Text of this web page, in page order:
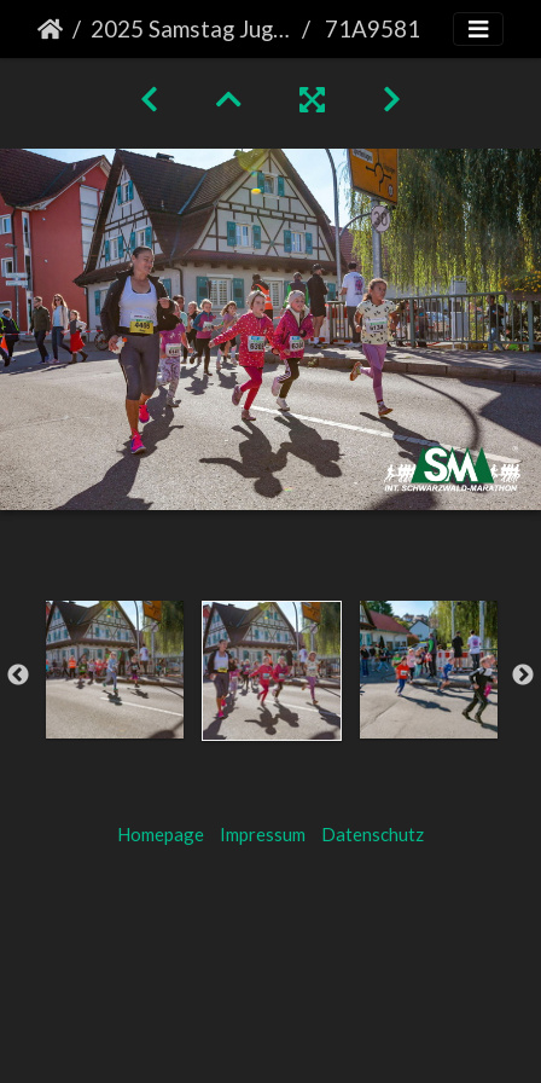
2025 Samstag Jugendlauf 71A9581
Homepage Impressum Datenschutz